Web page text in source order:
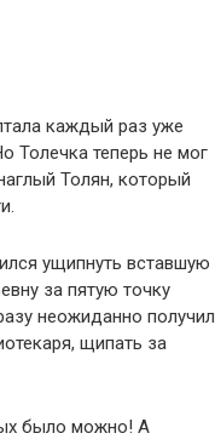
каждый раз уже
Толечка теперь не мог
Толян, который
ущипнуть вставшую
за пятую точку
неожиданно получил
щипать за
было можно! А